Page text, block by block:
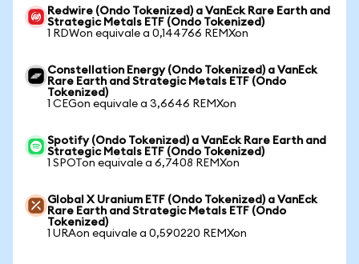
Redwire (Ondo Tokenized) a VanEck Rare Earth and
Strategic Metals ETF (Ondo Tokenized)
1 RDWon equivale a 0,144766 REMXon
Constellation Energy (Ondo Tokenized) a VanEck
Rare Earth and Strategic Metals ETF (Ondo
Tokenized)
1 CEGon equivale a 3,6646 REMXon
Spotify (Ondo Tokenized) a VanEck Rare Earth and
Strategic Metals ETF (Ondo Tokenized)
1 SPOTon equivale a 6,7408 REMXon
Global X Uranium ETF (Ondo Tokenized) a VanEck
Rare Earth and Strategic Metals ETF (Ondo
Tokenized)
1 URAon equivale a 0,590220 REMXon